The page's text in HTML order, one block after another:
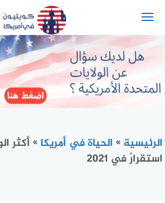
الرئيسية » الحياة في أمريكا »أكثر
استقرارً في 2021